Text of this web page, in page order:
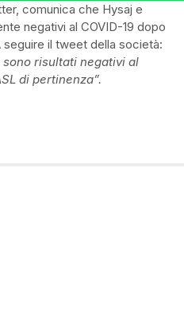
comunica che Hysaj e
negativi al COVID-19 dopo
il tweet della società:
sono risultati negativi al
di pertinenza”.